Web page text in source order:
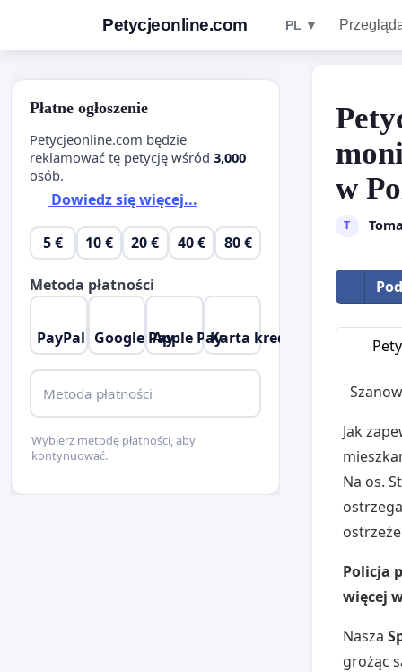
Petycjeonline.com PL ▼
w
T
Jak
Na os.
Policja
więcej
Nasza
grożąc
Płatne ogłoszenie
Petycjeonline.com będzie
reklamować tę petycję wśród 3,000
osób.
Dowiedz się więcej...
5 € 10 € 20 € 40 € 80 €
Metoda płatności
PayPal Google PayApple PayKarta kredytowa
Metoda płatności
Wybierz metodę płatności, aby
kontynuować.